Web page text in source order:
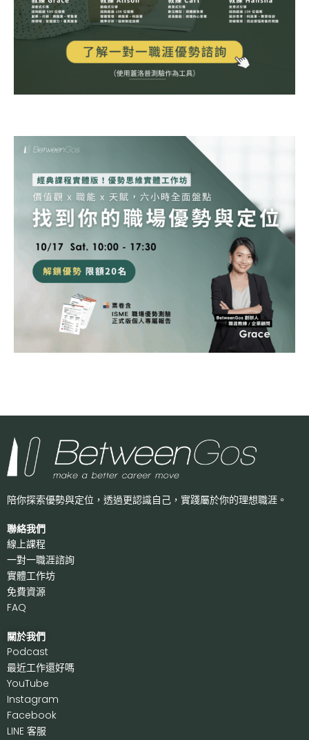
陪你探索優勢與定位，透過更認識自己， 實踐屬於你的理想職涯。
聯絡我們
線上課程
一對一職涯諮詢
實體工作坊
免費資源
FAQ
關於我們
Podcast
最近工作還好嗎
YouTube
Instagram
Facebook
LINE 客服